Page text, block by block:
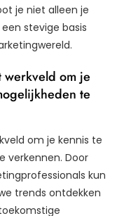
je niet alleen je
stevige basis
werkveld om je
te
om je kennis te
verkennen. Door
kun
trends ontdekken